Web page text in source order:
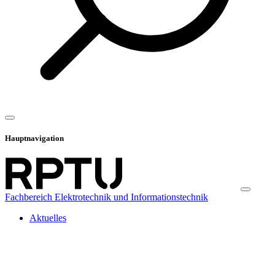
Hauptnavigation
Fachbereich Elektrotechnik und Informationstechnik
Aktuelles